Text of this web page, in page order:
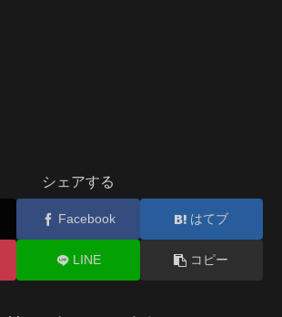
シェアする
Facebook はてブ
LINE コピー